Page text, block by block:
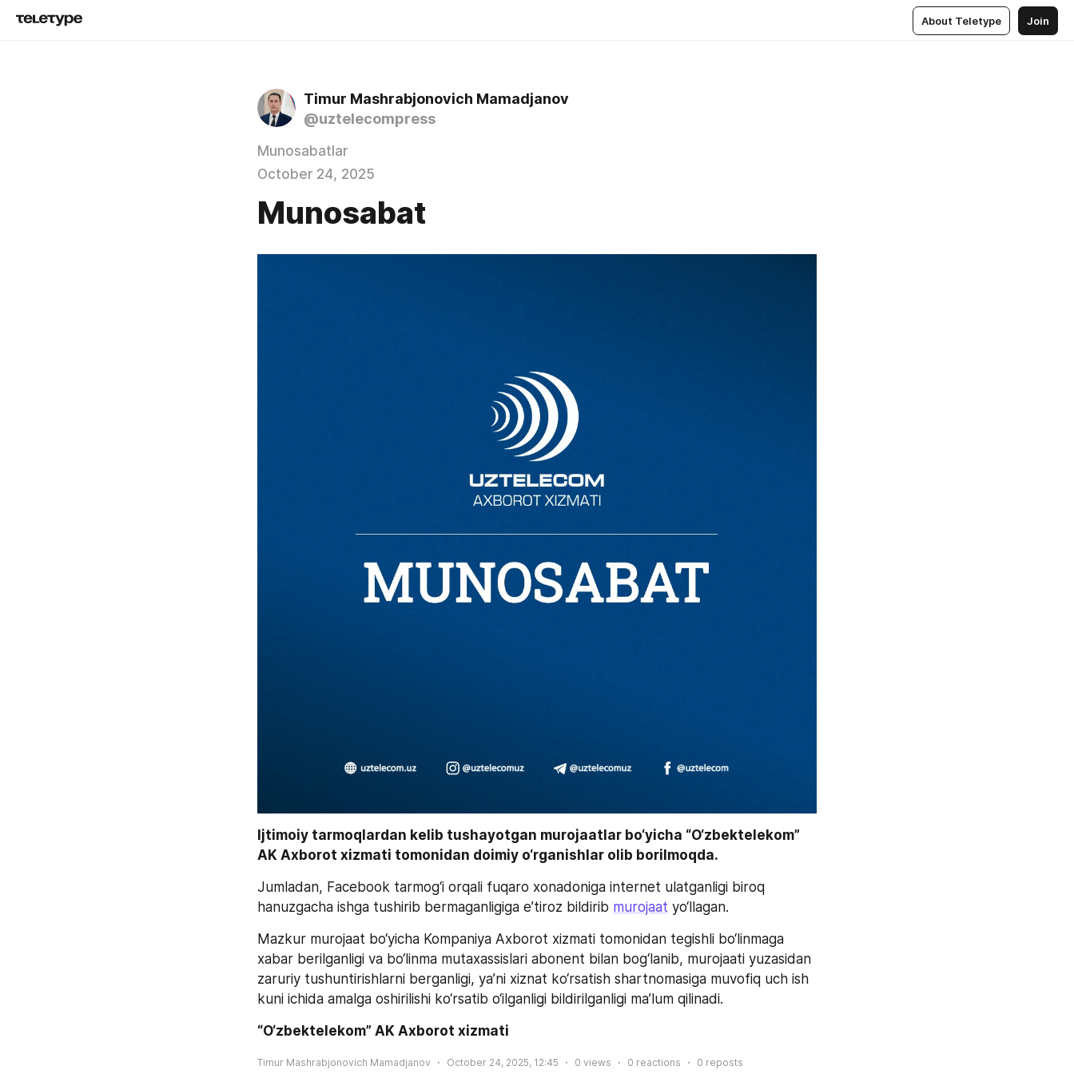
About Teletype Join
Timur Mashrabjonovich Mamadjanov
@uztelecompress
Munosabatlar
October 24, 2025
Munosabat
Ijtimoiy tarmoqlardan kelib tushayotgan murojaatlar bo‘yicha “O‘zbektelekom”
AK Axborot xizmati tomonidan doimiy o‘rganishlar olib borilmoqda.
Jumladan, Facebook tarmog‘i orqali fuqaro xonadoniga internet ulatganligi biroq
hanuzgacha ishga tushirib bermaganligiga e’tiroz bildirib murojaat yo‘llagan.
Mazkur murojaat bo‘yicha Kompaniya Axborot xizmati tomonidan tegishli bo‘linmaga
xabar berilganligi va bo‘linma mutaxassislari abonent bilan bog‘lanib, murojaati yuzasidan
zaruriy tushuntirishlarni berganligi, ya’ni xiznat ko‘rsatish shartnomasiga muvofiq uch ish
kuni ichida amalga oshirilishi ko‘rsatib o‘ilganligi bildirilganligi ma’lum qilinadi.
“O‘zbektelekom” AK Axborot xizmati
Timur Mashrabjonovich Mamadjanov October 24, 2025, 12:45 0 views 0 reactions 0 reposts